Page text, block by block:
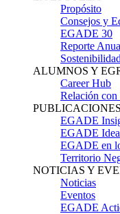
Propósito
Consejos y
EGADE 30
Reporte
ALUMNOS Y
Career Hub
Relación con
EGADE
EGADE
EGADE en
Territorio
NOTICIAS Y
Noticias
Eventos
EGADE